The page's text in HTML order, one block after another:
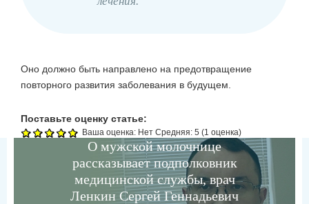
Оно должно быть направлено на предотвращение
повторного развития заболевания в будущем.
Поставьте оценку статье:
Ваша оценка: Нет Средняя: 5 (1 оценка)
О мужской молочнице
рассказывает подполковник
медицинской службы, врач
Ленкин Сергей Геннадьевич